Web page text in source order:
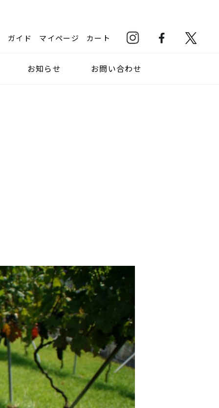
ガイド マイページ カート
お知らせ お問い合わせ